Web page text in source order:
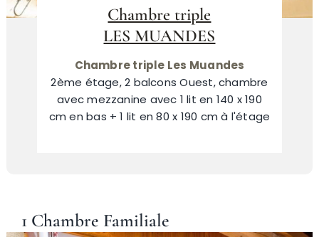
Chambre triple
LES MUANDES
Chambre triple Les Muandes
2ème étage, 2 balcons Ouest, chambre
avec mezzanine avec 1 lit en 140 x 190
cm en bas + 1 lit en 80 x 190 cm à l'étage
1 Chambre Familiale